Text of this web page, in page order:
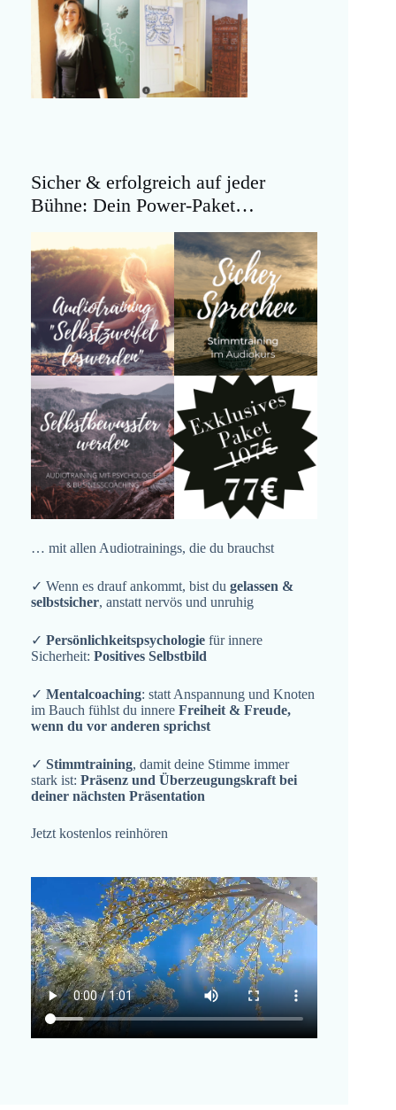
Sicher & erfolgreich auf jeder
Bühne: Dein Power-Paket…
… mit allen Audiotrainings, die du brauchst
✓ Wenn es drauf ankommt, bist du gelassen &
selbstsicher, anstatt nervös und unruhig
✓ Persönlichkeitspsychologie für innere
Sicherheit: Positives Selbstbild
✓ Mentalcoaching: statt Anspannung und Knoten
im Bauch fühlst du innere Freiheit & Freude,
wenn du vor anderen sprichst
✓ Stimmtraining, damit deine Stimme immer
stark ist: Präsenz und Überzeugungskraft bei
deiner nächsten Präsentation
Jetzt kostenlos reinhören